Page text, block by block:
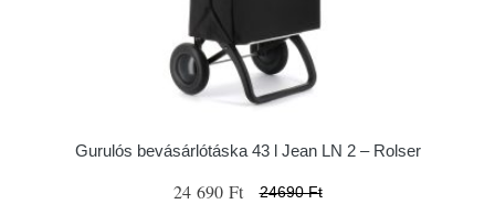
Gurulós bevásárlótáska 43 l Jean LN 2 – Rolser
24 690 Ft 24690 Ft